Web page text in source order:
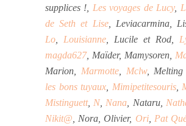
supplices !, Les voyages de Lucy,
de Seth et Lise, Leviacarmina,
Lo
Louisianne , Lucile et Rod,
magda627, Maïder, Mamysoren,
Marion, Marmotte, Mclw, Melting
les bons tuyaux
Mimipetitesouris,
Mistinguett, N Nana , Nataru,
Nikit@ , Nora, Olivier, Ori, Pat